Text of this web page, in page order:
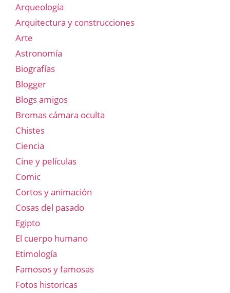
Arqueología
Arquitectura y construcciones
Arte
Astronomía
Biografías
Blogger
Blogs amigos
Bromas cámara oculta
Chistes
Ciencia
Cine y películas
Comic
Cortos y animación
Cosas del pasado
Egipto
El cuerpo humano
Etimología
Famosos y famosas
Fotos historicas